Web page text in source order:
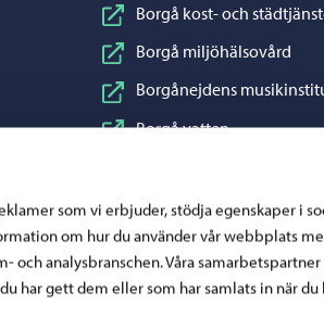
som vi erbjuder, stödja egenskaper i
om hur du använder vår webbplats
analysbranschen. Våra samarbetspartner
har gett dem eller som har samlats in när du
Borgå kost- och
Borgå miljöhälsovård
Borgånejdens
Borgå vatten
Konstfabriken
Visit Porvoo
Östra Nylands